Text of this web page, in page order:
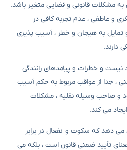
به مشکلات قانونی و قضایی متغیر باشد.
و عاطفی ، عدم تجربه کافی در
تمایل به هیجان و خطر ، آسیب پذیری
دارند.
نیست و خطرات و پیامدهای رانندگی
، جدا از عواقب مربوط به حکم آسیب
و صاحب وسیله نقلیه ، مشکلات
می کند.
می دهد که سکوت و انفعال در برابر
تأیید ضمنی قانون است ، بلکه می